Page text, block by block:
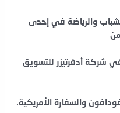
والرياضة في إحدى
من
شركة أدفرتيزر للتسويق